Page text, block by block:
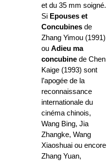
et du 35 mm soigné.
Si Epouses et
Concubines de
Zhang Yimou (1991)
ou Adieu ma
concubine de Chen
Kaige (1993) sont
l’apogée de la
reconnaissance
internationale du
cinéma chinois,
Wang Bing, Jia
Zhangke, Wang
Xiaoshuai ou encore
Zhang Yuan,